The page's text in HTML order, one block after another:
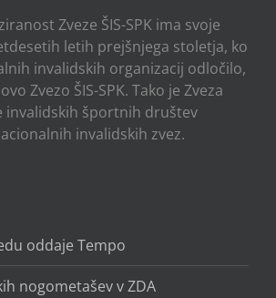
Zveze ŠIS-SPK ima svoje
letih prejšnjega stoletja, ko
invalidskih organizacij odločilo,
Zvezo ŠIS-SPK. Tako je Zveza
invalidskih športnih društev
invalidskih zvez.
oddaje Tempo
nogometašev v ZDA